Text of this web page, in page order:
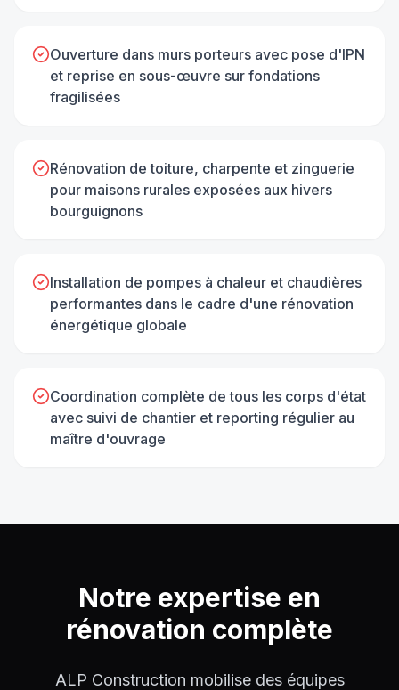
Ouverture dans murs porteurs avec pose d'IPN
et reprise en sous-œuvre sur fondations
fragilisées
Rénovation de toiture, charpente et zinguerie
pour maisons rurales exposées aux hivers
bourguignons
Installation de pompes à chaleur et chaudières
performantes dans le cadre d'une rénovation
énergétique globale
Coordination complète de tous les corps d'état
avec suivi de chantier et reporting régulier au
maître d'ouvrage
Notre expertise en
rénovation complète
ALP Construction mobilise des équipes